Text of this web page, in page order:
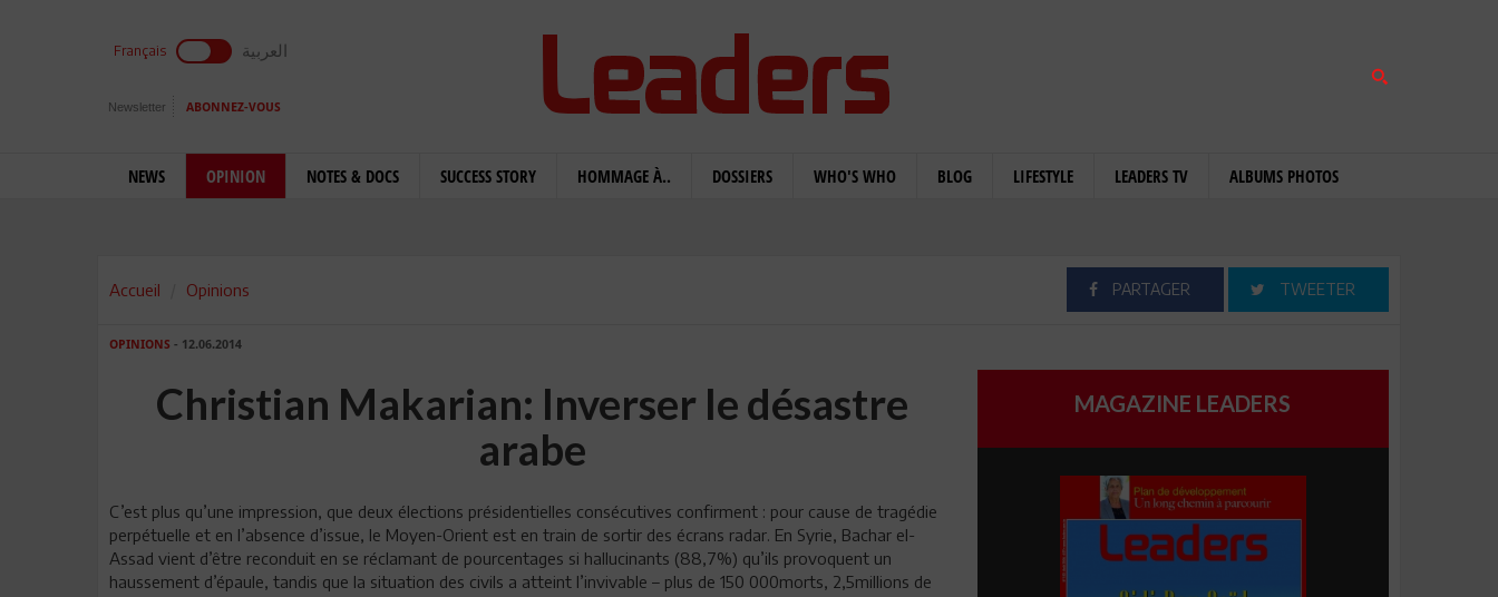
Français العربية
Newsletter ABONNEZ-VOUS
NEWS OPINION NOTES & DOCS SUCCESS STORY HOMMAGE À.. DOSSIERS WHO'S WHO BLOG LIFESTYLE LEADERS TV ALBUMS PHOTOS
Accueil Opinions PARTAGER TWEETER
OPINIONS - 12.06.2014
Christian Makarian: Inverser le désastre
arabe
C’est plus qu’une impression, que deux élections présidentielles consécutives confirment : pour cause de tragédie
perpétuelle et en l’absence d’issue, le Moyen-Orient est en train de sortir des écrans radar. En Syrie, Bachar el-
Assad vient d’être reconduit en se réclamant de pourcentages si hallucinants (88,7%) qu’ils provoquent un
haussement d’épaule, tandis que la situation des civils a atteint l’invivable – plus de 150 000morts, 2,5millions de
MAGAZINE LEADERS